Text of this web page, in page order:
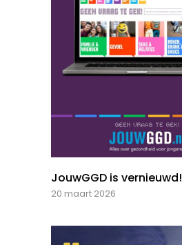
JouwGGD is vernieuwd!
20 maart 2026